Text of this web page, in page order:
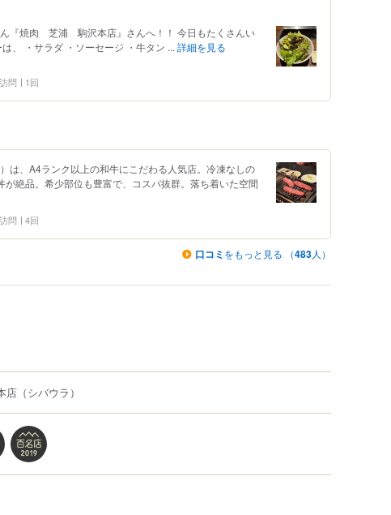
『焼肉 芝浦 駒沢本店』さんへ！！ 今日もたくさんい
、 ・サラダ ・ソーセージ ・牛タン ... 詳細を見る
問 1回
は、A4ランク以上の和牛にこだわる人気店。冷凍なしの
絶品。希少部位も豊富で、コスパ抜群。落ち着いた空間
問 4回
口コミ をもっと見る （483人）
店 （シバウラ）